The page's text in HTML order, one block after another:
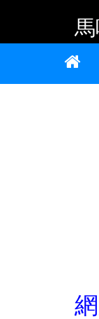
Home
提供